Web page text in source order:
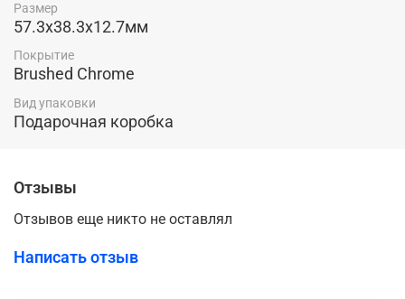
Размер
57.3х38.3х12.7мм
Покрытие
Brushed Chrome
Вид упаковки
Подарочная коробка
Отзывы
Отзывов еще никто не оставлял
Написать отзыв